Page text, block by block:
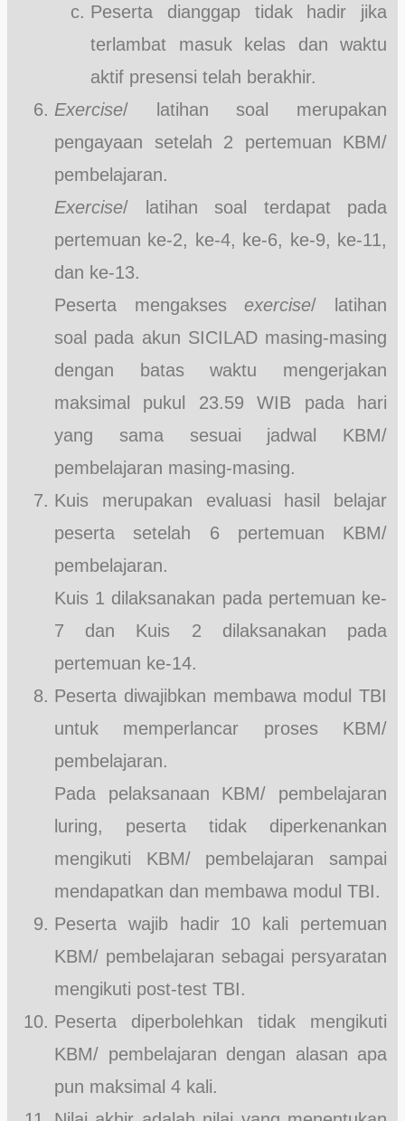
Peserta dianggap tidak hadir jika
terlambat masuk kelas dan waktu
aktif presensi telah berakhir.
Exercise/ latihan soal merupakan
pengayaan setelah 2 pertemuan KBM/
pembelajaran.
Exercise/ latihan soal terdapat pada
pertemuan ke-2, ke-4, ke-6, ke-9, ke-11,
dan ke-13.
Peserta mengaksesexercise/ latihan
soal pada akun SICILAD masing-masing
dengan batas waktu mengerjakan
maksimal pukul 23.59 WIB pada hari
yang sama sesuai jadwal KBM/
pembelajaran masing-masing.
Kuis merupakan evaluasi hasil belajar
peserta setelah 6 pertemuan KBM/
pembelajaran.
Kuis 1 dilaksanakan pada pertemuan ke-
7 dan Kuis 2 dilaksanakan pada
pertemuan ke-14.
Peserta diwajibkan membawa modul TBI
untuk memperlancar proses KBM/
pembelajaran.
Pada pelaksanaan KBM/ pembelajaran
luring, peserta tidak diperkenankan
mengikuti KBM/ pembelajaran sampai
mendapatkan dan membawa modul TBI.
Peserta wajib hadir 10 kali pertemuan
KBM/ pembelajaran sebagai persyaratan
mengikuti post-test TBI.
Peserta diperbolehkan tidak mengikuti
KBM/ pembelajaran dengan alasan apa
pun maksimal 4 kali.